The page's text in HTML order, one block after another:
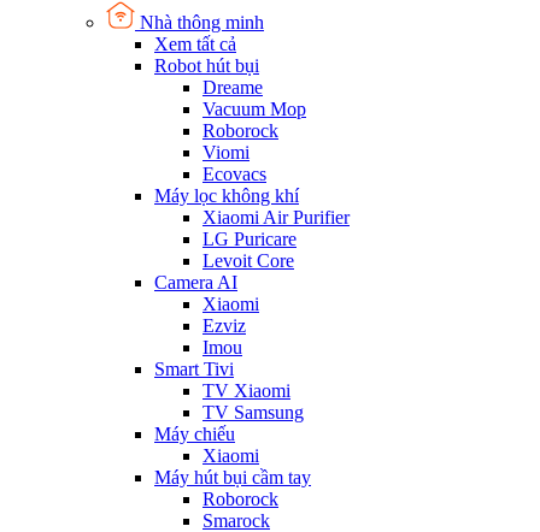
Nhà thông minh
Xem tất cả
Robot hút bụi
Dreame
Vacuum Mop
Roborock
Viomi
Ecovacs
Máy lọc không khí
Xiaomi Air Purifier
LG Puricare
Levoit Core
Camera AI
Xiaomi
Ezviz
Imou
Smart Tivi
TV Xiaomi
TV Samsung
Máy chiếu
Xiaomi
Máy hút bụi cầm tay
Roborock
Smarock